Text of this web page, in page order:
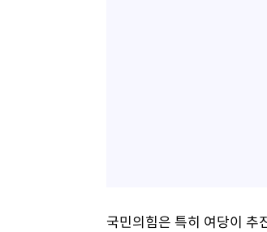
국민의힘은 특히 여당이